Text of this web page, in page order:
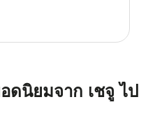
ดนิยมจาก เชจู ไป